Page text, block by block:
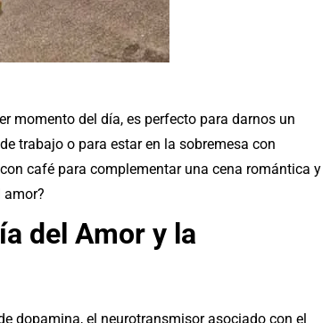
momento del día, es perfecto para darnos un
trabajo o para estar en la sobremesa con
café para complementar una cena romántica y
amor?
del Amor y la
dopamina, el neurotransmisor asociado con el